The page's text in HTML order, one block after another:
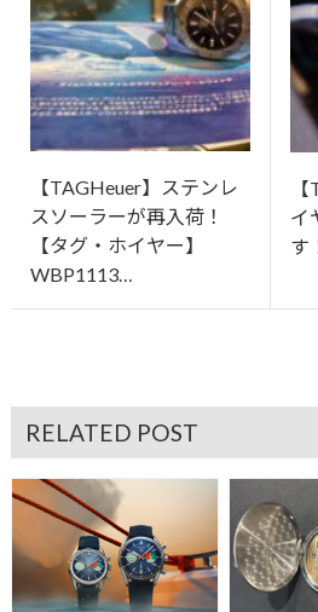
【TAGHeuer】ステンレ
スソーラーが再入荷！
【タグ・ホイヤー】
WBP1113…
イ
す
RELATED POST